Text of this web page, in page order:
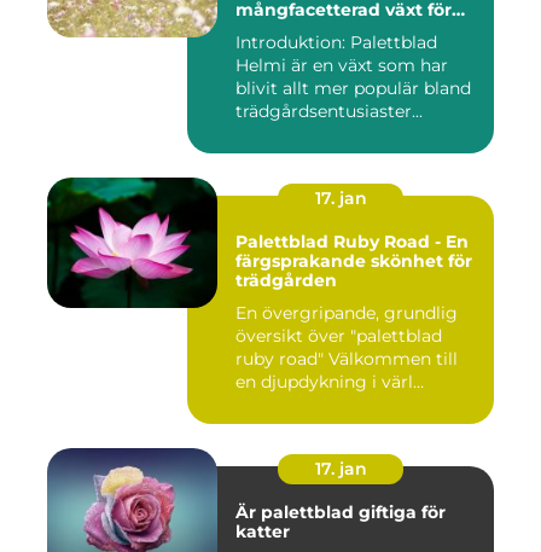
mångfacetterad växt för
Introduktion: Palettblad
Helmi är en växt som har
blivit allt mer populär bland
trädgårdsentusiaster...
17. jan
Palettblad Ruby Road - En
färgsprakande skönhet för
trädgården
En övergripande, grundlig
översikt över "palettblad
ruby road" Välkommen till
en djupdykning i värl...
17. jan
Är palettblad giftiga för
katter